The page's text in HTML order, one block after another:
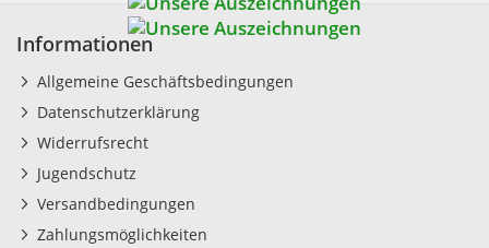
Informationen
Allgemeine Geschäftsbedingungen
Datenschutzerklärung
Widerrufsrecht
Jugendschutz
Versandbedingungen
Zahlungsmöglichkeiten